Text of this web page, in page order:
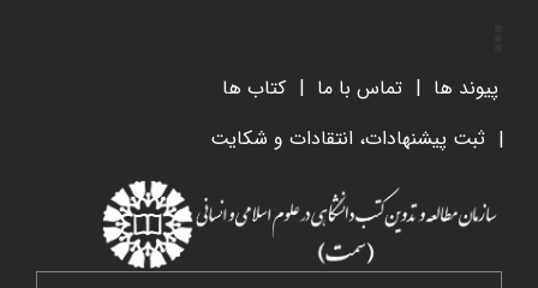
پیوند ها تماس با ما
کتاب ها
ثبت پیشنهادات، انتقادات و شکایت